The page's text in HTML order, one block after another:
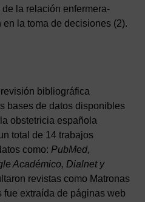
la relación enfermera-
la toma de decisiones (2).
bibliográfica
bases de datos disponibles
obstetricia española
total de 14 trabajos
como: PubMed,
Académico, Dialnet y
revistas como Matronas
fue extraída de páginas web